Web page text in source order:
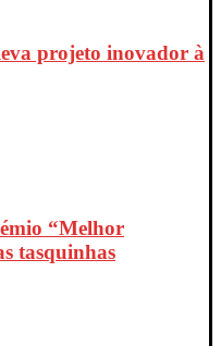
projeto inovador à
“Melhor
tasquinhas